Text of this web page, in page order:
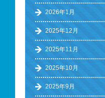
2026年1月
2025年12月
2025年11月
2025年10月
2025年9月